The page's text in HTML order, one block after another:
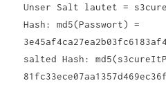
Unser Salt lautet =
Hash: md5(Passwort) =
salted Hash: